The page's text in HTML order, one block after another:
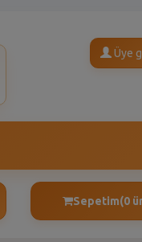
Üye
Sepetim(0